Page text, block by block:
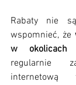
Rabaty nie
wspomnieć, że
w okolicach
regularnie